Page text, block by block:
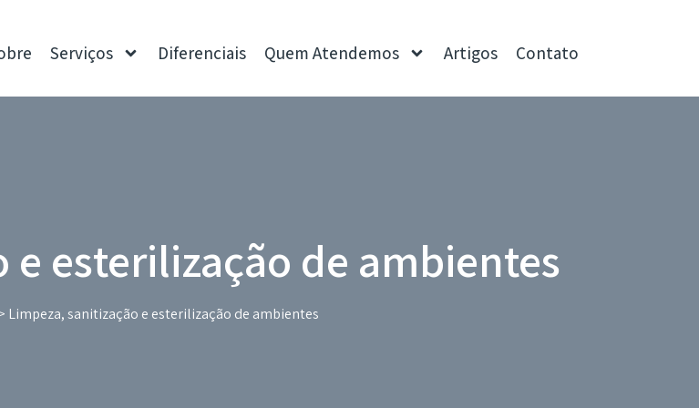
Serviços Diferenciais Quem Atendemos Artigos Contato
e esterilização de ambientes
Limpeza, sanitização e esterilização de ambientes